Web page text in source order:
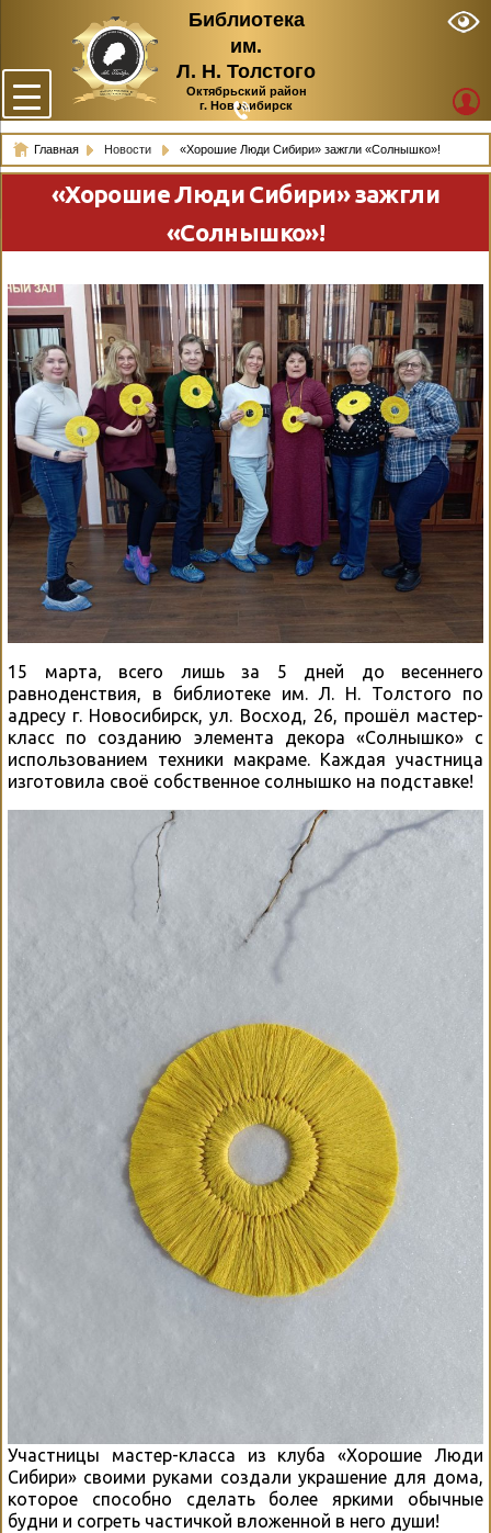
Библиотека
им.
Л. Н. Толстого
Октябрьский район
г. Новосибирск
Главная Новости «Хорошие Люди Сибири» зажгли «Солнышко»!
«Хорошие Люди Сибири» зажгли
«Солнышко»!
15 марта, всего лишь за 5 дней до весеннего
равноденствия, в библиотеке им. Л. Н. Толстого по
адресу г. Новосибирск, ул. Восход, 26, прошёл мастер-
класс по созданию элемента декора «Солнышко» с
использованием техники макраме. Каждая участница
изготовила своё собственное солнышко на подставке!
Участницы мастер-класса из клуба «Хорошие Люди
Сибири» своими руками создали украшение для дома,
которое способно сделать более яркими обычные
будни и согреть частичкой вложенной в него души!